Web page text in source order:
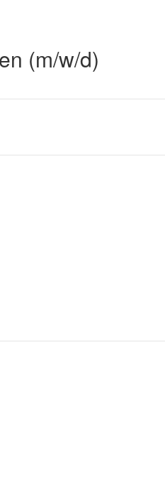
(m/w/d)